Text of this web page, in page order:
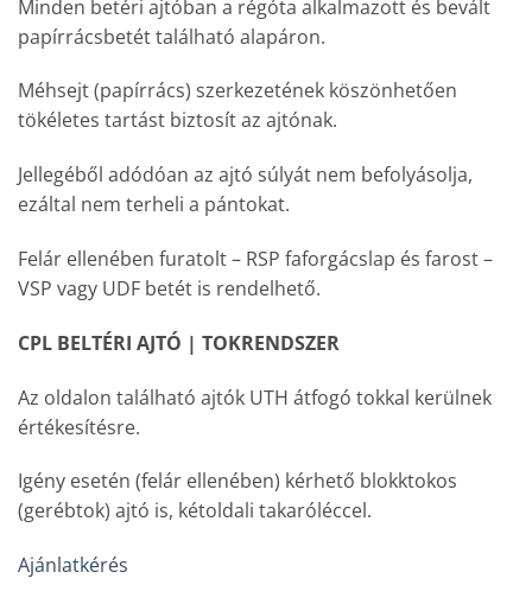
Minden betéri ajtóban a régóta alkalmazott és bevált
papírrácsbetét található alapáron.
Méhsejt (papírrács) szerkezetének köszönhetően
tökéletes tartást biztosít az ajtónak.
Jellegéből adódóan az ajtó súlyát nem befolyásolja,
ezáltal nem terheli a pántokat.
Felár ellenében furatolt – RSP faforgácslap és farost –
VSP vagy UDF betét is rendelhető.
CPL BELTÉRI AJTÓ | TOKRENDSZER
Az oldalon található ajtók UTH átfogó tokkal kerülnek
értékesítésre.
Igény esetén (felár ellenében) kérhető blokktokos
(gerébtok) ajtó is, kétoldali takaróléccel.
Ajánlatkérés